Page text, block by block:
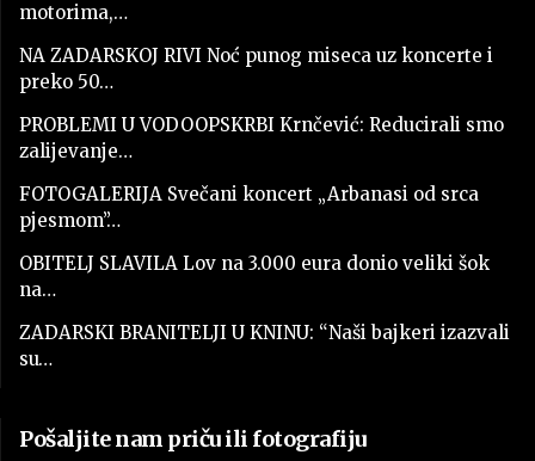
motorima,…
NA ZADARSKOJ RIVI Noć punog miseca uz koncerte i
preko 50…
PROBLEMI U VODOOPSKRBI Krnčević: Reducirali smo
zalijevanje…
FOTOGALERIJA Svečani koncert „Arbanasi od srca
pjesmom”…
OBITELJ SLAVILA Lov na 3.000 eura donio veliki šok
na…
ZADARSKI BRANITELJI U KNINU: “Naši bajkeri izazvali
su…
Pošaljite nam priču ili fotografiju